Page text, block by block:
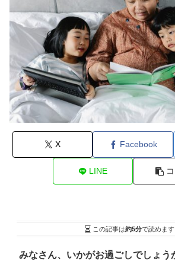
X Facebook
LINE
この記事は約5分で読めます
みなさん、いかがお過ごしでしょう